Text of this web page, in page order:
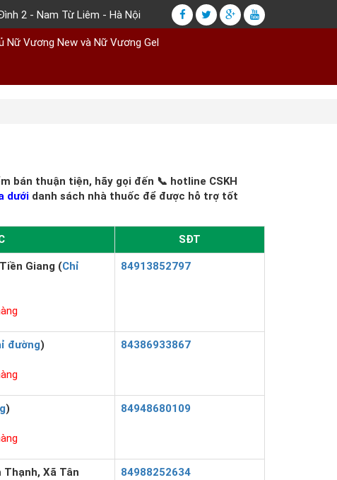
2 - Nam Từ Liêm - Hà Nội
Nữ Vương New và Nữ Vương Gel
bán thuận tiện, hãy gọi đến 📞 hotline CSKH
dưới danh sách nhà thuốc để được hỗ trợ tốt
SĐT
Giang (Chỉ
84913852797
đường)
84386933867
)
84948680109
Thạnh, Xã Tân
84988252634